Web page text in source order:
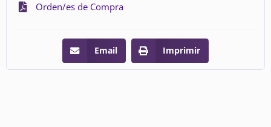
Orden/es de Compra
Email Imprimir